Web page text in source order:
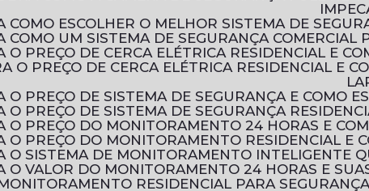
COMO ESCOLHER O MELHOR SISTEMA DE
COMO UM SISTEMA DE SEGURANÇA
O PREÇO DE CERCA ELÉTRICA RESIDENCIAL E
O PREÇO DE SISTEMA DE SEGURANÇA E COMO
O PREÇO DE SISTEMA DE SEGURANÇA
O PREÇO DO MONITORAMENTO 24 HORAS E
O PREÇO DO MONITORAMENTO RESIDENCIAL E
O SISTEMA DE MONITORAMENTO INTELIGENTE
O VALOR DO MONITORAMENTO 24 HORAS E
MONITORAMENTO RESIDENCIAL PARA